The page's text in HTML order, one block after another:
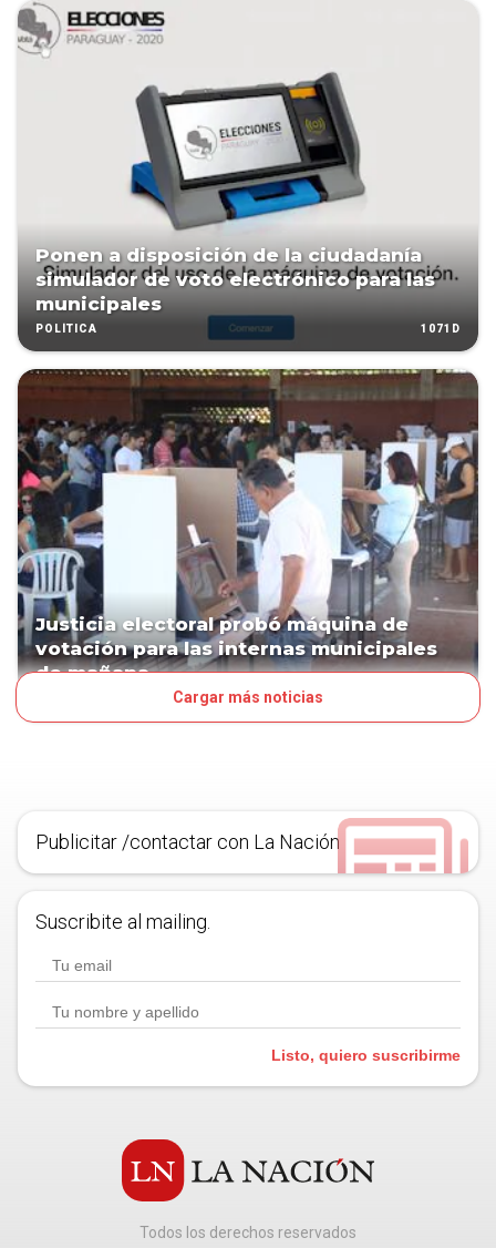
Ponen a disposición de la ciudadanía
simulador de voto electrónico para las
municipales
POLÍTICA 1071D
Justicia electoral probó máquina de
votación para las internas municipales
de mañana
Cargar más noticias
Publicitar /contactar con La Nación
Suscribite al mailing.
Listo, quiero suscribirme
Todos los derechos reservados